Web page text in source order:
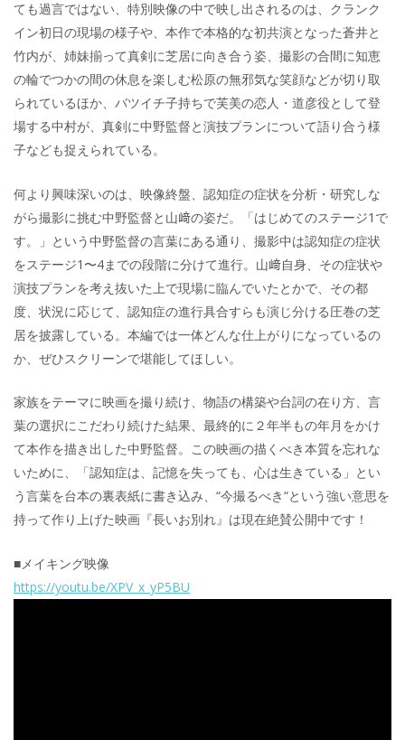
ても過言ではない、特別映像の中で映し出されるのは、クランク
イン初日の現場の様子や、本作で本格的な初共演となった蒼井と
竹内が、姉妹揃って真剣に芝居に向き合う姿、撮影の合間に知恵
の輪でつかの間の休息を楽しむ松原の無邪気な笑顔などが切り取
られているほか、バツイチ子持ちで芙美の恋人・道彦役として登
場する中村が、真剣に中野監督と演技プランについて語り合う様
子なども捉えられている。
何より興味深いのは、映像終盤、認知症の症状を分析・研究しな
がら撮影に挑む中野監督と山﨑の姿だ。「はじめてのステージ1で
す。」という中野監督の言葉にある通り、撮影中は認知症の症状
をステージ1〜4までの段階に分けて進行。山﨑自身、その症状や
演技プランを考え抜いた上で現場に臨んでいたとかで、その都
度、状況に応じて、認知症の進行具合すらも演じ分ける圧巻の芝
居を披露している。本編では一体どんな仕上がりになっているの
か、ぜひスクリーンで堪能してほしい。
家族をテーマに映画を撮り続け、物語の構築や台詞の在り方、言
葉の選択にこだわり続けた結果、最終的に２年半もの年月をかけ
て本作を描き出した中野監督。この映画の描くべき本質を忘れな
いために、「認知症は、記憶を失っても、心は生きている」とい
う言葉を台本の裏表紙に書き込み、“今撮るべき“という強い意思を
持って作り上げた映画『長いお別れ』は現在絶賛公開中です！
■メイキング映像
https://youtu.be/XPV_x_yP5BU